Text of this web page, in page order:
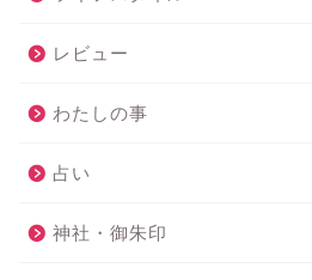
レビュー
わたしの事
占い
神社・御朱印